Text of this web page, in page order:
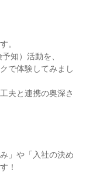
。
知）活動を、
で体験してみまし
夫と連携の奥深さ
」や「入社の決め
！